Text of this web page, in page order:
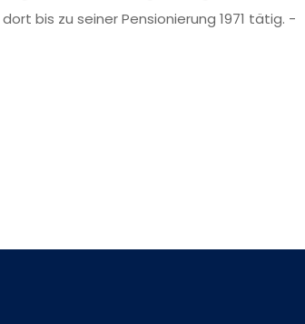
bis zu seiner Pensionierung 1971 tätig. -